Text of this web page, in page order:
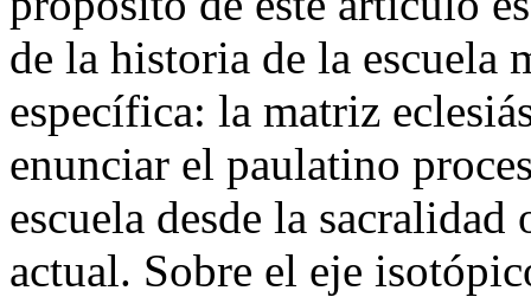
de la historia de la escuela
específica: la matriz
enunciar el paulatino
escuela desde la
actual. Sobre el eje